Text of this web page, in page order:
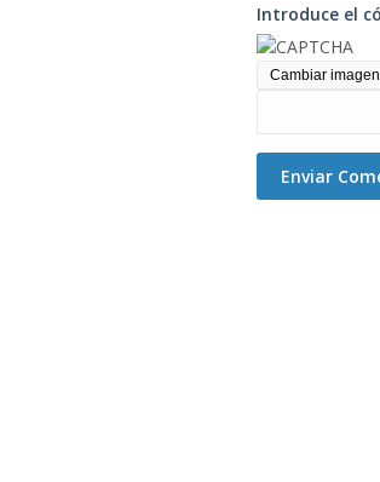
Introduce el
Cambiar imagen
Enviar